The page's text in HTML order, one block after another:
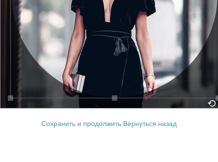
Сохранить и продолжить Вернуться назад